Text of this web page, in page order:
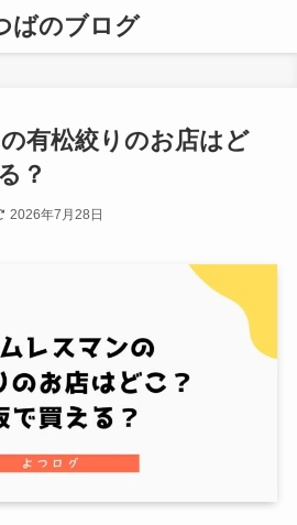
ばのブログ
有松絞りのお店はど
？
2026年7月28日